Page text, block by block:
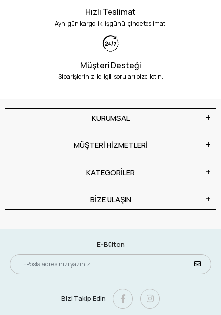
Hızlı Teslimat
Aynı gün kargo, iki iş günü içinde teslimat.
Müşteri Desteği
Siparişleriniz ile ilgili soruları bize iletin.
KURUMSAL
MÜŞTERİ HİZMETLERİ
KATEGORİLER
BİZE ULAŞIN
E-Bülten
Bizi Takip Edin